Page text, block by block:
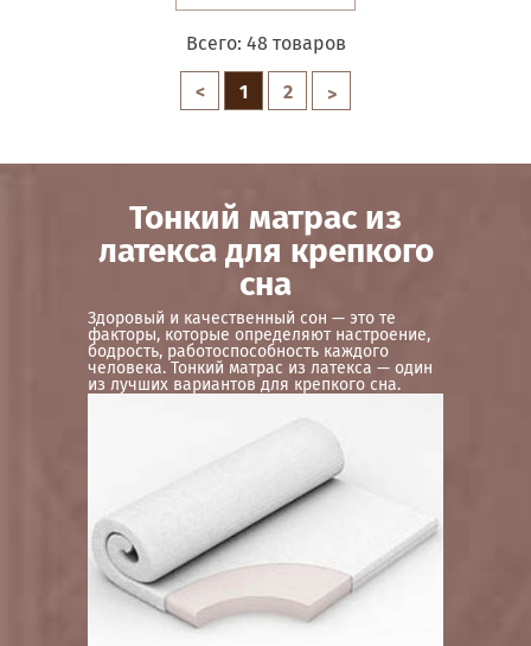
Всего: 48 товаров
< 1 2 >
Тонкий матрас из
латекса для крепкого
сна
Здоровый и качественный сон — это те
факторы, которые определяют настроение,
бодрость, работоспособность каждого
человека. Тонкий матрас из латекса — один
из лучших вариантов для крепкого сна.